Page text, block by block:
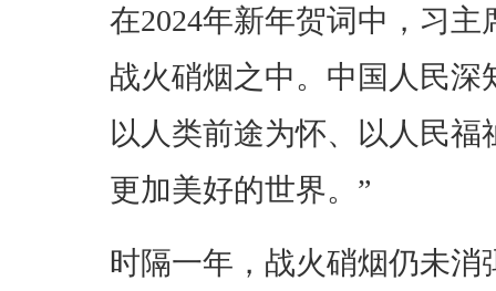
在2024年新年贺词中，习
战火硝烟之中。中国人民
以人类前途为怀、以人民
更加美好的世界。”
时隔一年，战火硝烟仍未